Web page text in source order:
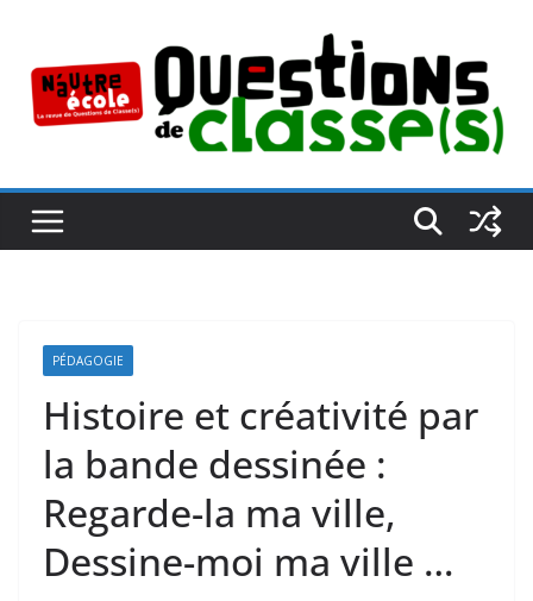
contenu
PÉDAGOGIE
Histoire et créativité par
la bande dessinée :
Regarde-la ma ville,
Dessine-moi ma ville …